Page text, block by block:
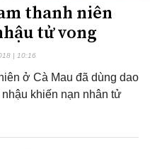
thanh niên
tử vong
| 10:16
ở Cà Mau đã dùng dao
khiến nạn nhân tử